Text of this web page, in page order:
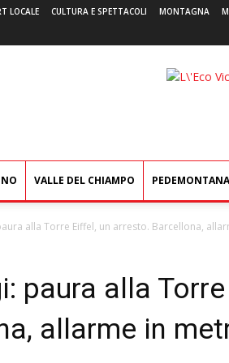
LOCALE CULTURA E SPETTACOLI MONTAGNA
VALLE DEL CHIAMPO PEDEMONTANA
alla Torre Eiffel, un arresto. Barcellona,
paura alla
allarme in